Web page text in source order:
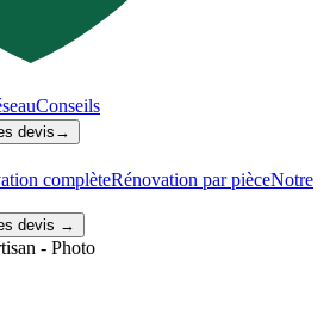
Conseils
devis →
complèteRénovation par pièceNotre
devis →